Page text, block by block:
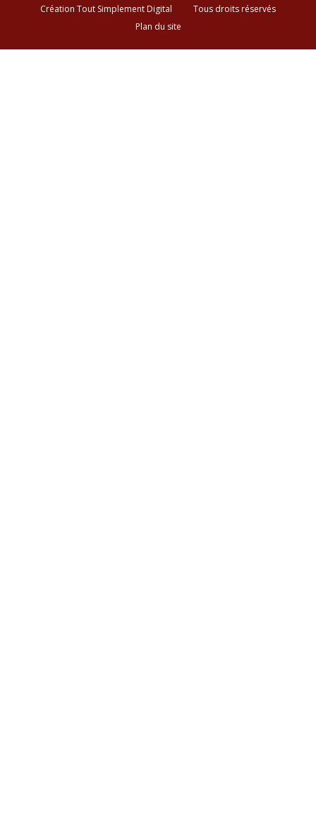
Création Tout Simplement Digital
Tous droits réservés
Plan du site